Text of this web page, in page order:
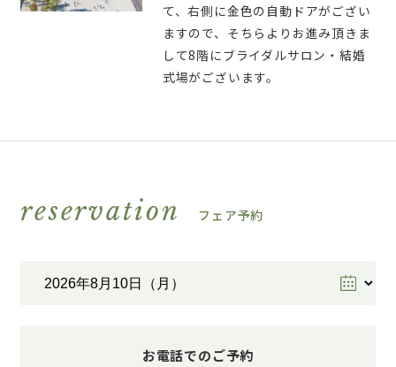
て、右側に金色の自動ドアがござい
ますので、そちらよりお進み頂きま
して8階にブライダルサロン・結婚
式場がございます。
reservation フェア予約
お電話でのご予約